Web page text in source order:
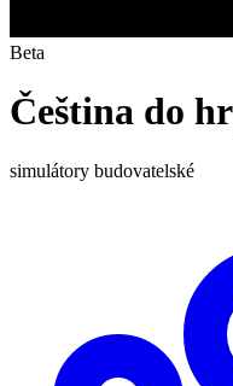
Beta
Čeština do
simulátory budovatelské